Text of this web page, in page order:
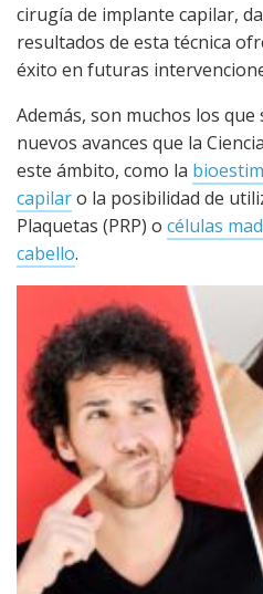
cirugía de implante capilar,
resultados de esta técnica
éxito en futuras
Además, son muchos los
nuevos avances que la
este ámbito, como la
capilaro la posibilidad de
Plaquetas (PRP) o células
cabello.